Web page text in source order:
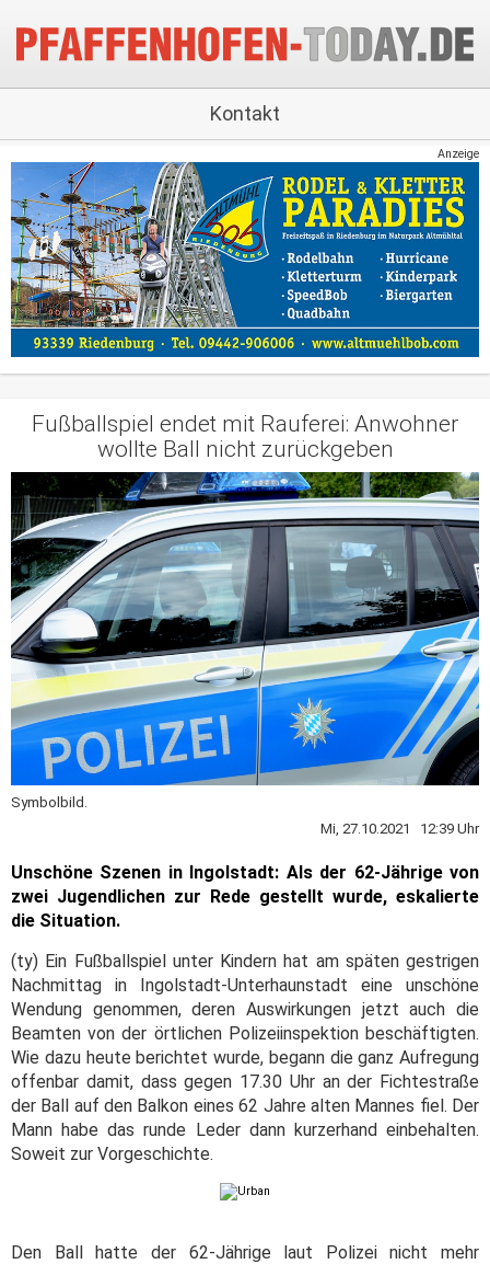
Kontakt
Anzeige
Fußballspiel endet mit Rauferei: Anwohner
wollte Ball nicht zurückgeben
Symbolbild.
Mi, 27.10.2021 12:39 Uhr
Unschöne Szenen in Ingolstadt: Als der 62-Jährige von
zwei Jugendlichen zur Rede gestellt wurde, eskalierte
die Situation.
(ty) Ein Fußballspiel unter Kindern hat am späten gestrigen
Nachmittag in Ingolstadt-Unterhaunstadt eine unschöne
Wendung genommen, deren Auswirkungen jetzt auch die
Beamten von der örtlichen Polizeiinspektion beschäftigten.
Wie dazu heute berichtet wurde, begann die ganz Aufregung
offenbar damit, dass gegen 17.30 Uhr an der Fichtestraße
der Ball auf den Balkon eines 62 Jahre alten Mannes fiel. Der
Mann habe das runde Leder dann kurzerhand einbehalten.
Soweit zur Vorgeschichte.
Den Ball hatte der 62-Jährige laut Polizei nicht mehr